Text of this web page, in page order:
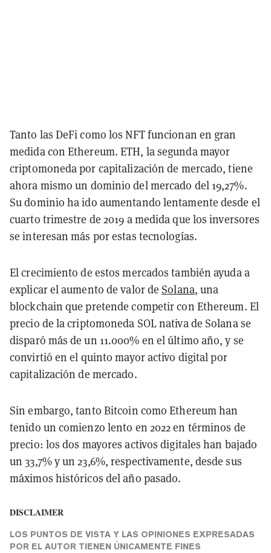
Tanto las DeFi como los NFT funcionan en gran
medida con Ethereum. ETH, la segunda mayor
criptomoneda por capitalización de mercado, tiene
ahora mismo un dominio del mercado del 19,27%.
Su dominio ha ido aumentando lentamente desde el
cuarto trimestre de 2019 a medida que los inversores
se interesan más por estas tecnologías.
El crecimiento de estos mercados también ayuda a
explicar el aumento de valor deSolana, una
blockchain que pretende competir con Ethereum. El
precio de la criptomoneda SOL nativa de Solana se
disparó más de un 11.000% en el último año, y se
convirtió en el quinto mayor activo digital por
capitalización de mercado.
Sin embargo, tanto Bitcoin como Ethereum han
tenido un comienzo lento en 2022 en términos de
precio: los dos mayores activos digitales han bajado
un 33,7% y un 23,6%, respectivamente, desde sus
máximos históricos del año pasado.
DISCLAIMER
LOS PUNTOS DE VISTA Y LAS OPINIONES EXPRESADAS
POR EL AUTOR TIENEN ÚNICAMENTE FINES